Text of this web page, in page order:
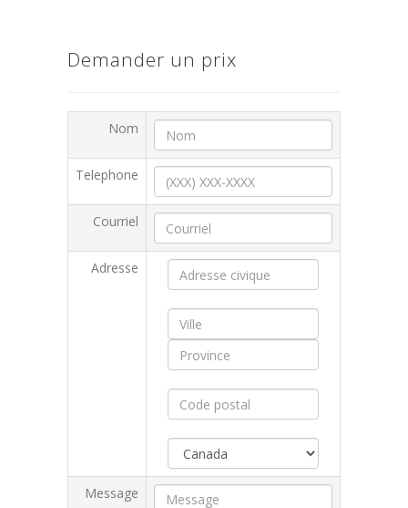
Demander un prix
Nom
Telephone
Courriel
Adresse
Message